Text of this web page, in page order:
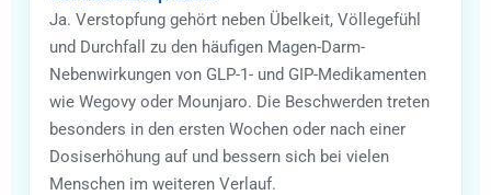
Ja. Verstopfung gehört neben Übelkeit, Völlegefühl
und Durchfall zu den häufigen Magen-Darm-
Nebenwirkungen von GLP-1- und GIP-Medikamenten
wie Wegovy oder Mounjaro. Die Beschwerden treten
besonders in den ersten Wochen oder nach einer
Dosiserhöhung auf und bessern sich bei vielen
Menschen im weiteren Verlauf.